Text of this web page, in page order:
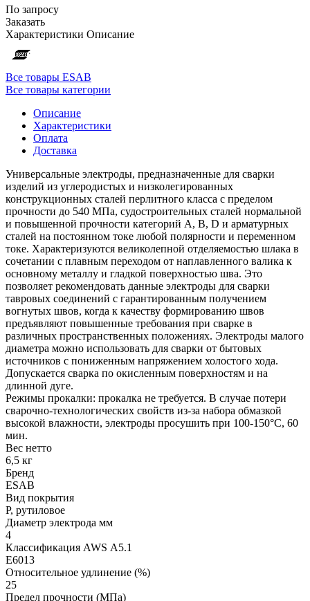
По запросу
Заказать
Характеристики Описание
Все товары ESAB
Все товары категории
Описание
Характеристики
Оплата
Доставка
Универсальные электроды, предназначенные для сварки
изделий из углеродистых и низколегированных
конструкционных сталей перлитного класса с пределом
прочности до 540 МПа, судостроительных сталей нормальной
и повышенной прочности категорий A, B, D и арматурных
сталей на постоянном токе любой полярности и переменном
токе. Характеризуются великолепной отделяемостью шлака в
сочетании с плавным переходом от наплавленного валика к
основному металлу и гладкой поверхностью шва. Это
позволяет рекомендовать данные электроды для сварки
тавровых соединений с гарантированным получением
вогнутых швов, когда к качеству формированию швов
предъявляют повышенные требования при сварке в
различных пространственных положениях. Электроды малого
диаметра можно использовать для сварки от бытовых
источников с пониженным напряжением холостого хода.
Допускается сварка по окисленным поверхностям и на
длинной дуге.
Режимы прокалки: прокалка не требуется. В случае потери
сварочно-технологических свойств из-за набора обмазкой
высокой влажности, электроды просушить при 100-150°С, 60
мин.
Вес нетто
6,5 кг
Бренд
ESAB
Вид покрытия
Р, рутиловое
Диаметр электрода мм
4
Классификация AWS А5.1
Е6013
Относительное удлинение (%)
25
Предел прочности (МПа)